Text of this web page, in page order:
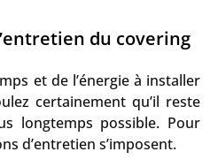
du covering
et de l’énergie à installer
certainement qu’il reste
longtemps possible. Pour
d’entretien s’imposent.